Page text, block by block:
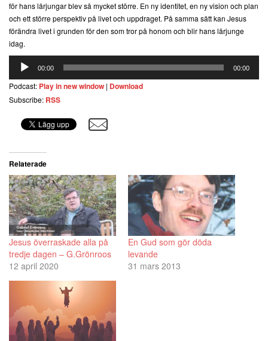
för hans lärjungar blev så mycket större. En ny identitet, en ny vision och plan
och ett större perspektiv på livet och uppdraget. På samma sätt kan Jesus
förändra livet i grunden för den som tror på honom och blir hans lärjunge
idag.
Ljudspelare
00:00 00:00
Podcast: Play in new window | Download
Subscribe: RSS
Relaterade
Jesus överraskade alla på
tredje dagen – G.Grönroos
12 april 2020
En Gud som gör döda
levande
31 mars 2013